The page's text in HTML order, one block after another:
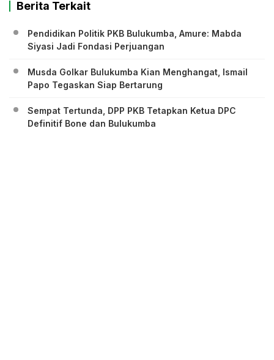
Berita Terkait
Pendidikan Politik PKB Bulukumba, Amure: Mabda
Siyasi Jadi Fondasi Perjuangan
Musda Golkar Bulukumba Kian Menghangat, Ismail
Papo Tegaskan Siap Bertarung
Sempat Tertunda, DPP PKB Tetapkan Ketua DPC
Definitif Bone dan Bulukumba